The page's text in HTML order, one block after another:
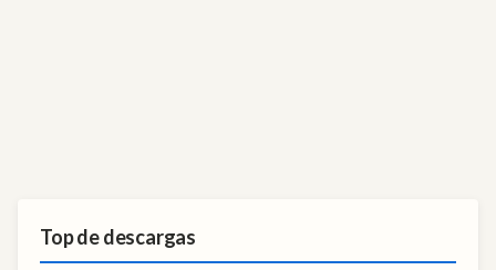
Top de descargas